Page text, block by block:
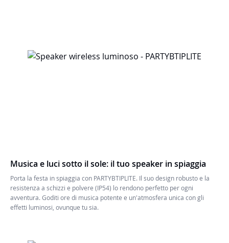
Musica e luci sotto il sole: il tuo speaker in spiaggia
Porta la festa in spiaggia con PARTYBTIPLITE. Il suo design robusto e la
resistenza a schizzi e polvere (IP54) lo rendono perfetto per ogni
avventura. Goditi ore di musica potente e un'atmosfera unica con gli
effetti luminosi, ovunque tu sia.